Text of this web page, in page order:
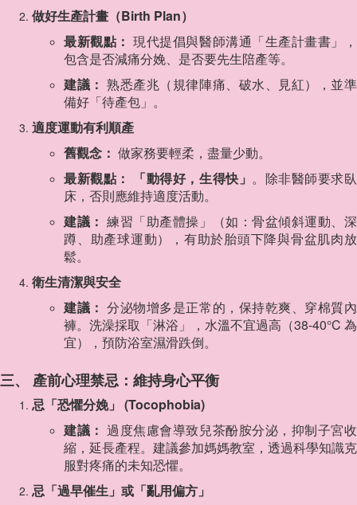
做好生產計畫（Birth Plan）
最新觀點： 現代提倡與醫師溝通「生產計畫書」，
包含是否減痛分娩、是否要先生陪產等。
建議： 熟悉產兆（規律陣痛、破水、見紅），並準
備好「待產包」。
適度運動有利順產
舊觀念： 做家務要輕柔，盡量少動。
最新觀點：
「動得好，生得快」 。除非醫師要求臥
床，否則應維持適度活動。
建議： 練習「助產體操」（如：骨盆傾斜運動、深
蹲、助產球運動），有助於胎頭下降與骨盆肌肉放
鬆。
衛生清潔與安全
建議： 分泌物增多是正常的，保持乾爽、穿棉質內
褲。洗澡採取「淋浴」，水溫不宜過高（38-40°C 為
宜），預防浴室濕滑跌倒。
三、 產前心理禁忌：維持身心平衡
忌「恐懼分娩」 (Tocophobia)
建議： 過度焦慮會導致兒茶酚胺分泌，抑制子宮收
縮，延長產程。建議參加媽媽教室，透過科學知識克
服對疼痛的未知恐懼。
忌「過早催生」或「亂用偏方」